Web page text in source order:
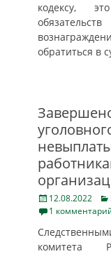
кодексу,
обратиться в
Posted
on
12.08.2022
1
комитета